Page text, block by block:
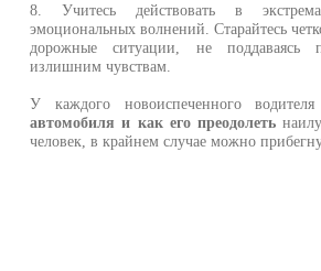
8. Учитесь действовать в
эмоциональных волнений. Старайтесь
дорожные ситуации, не поддаваясь
излишним чувствам.
У каждого новоиспеченного
автомобиля и как его преодолеть
человек, в крайнем случае можно